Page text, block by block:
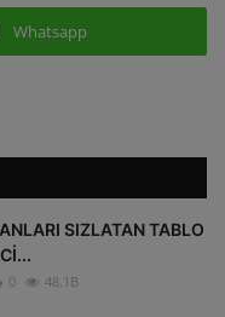
Whatsapp
SIZLATAN TABLO
0 48.1B